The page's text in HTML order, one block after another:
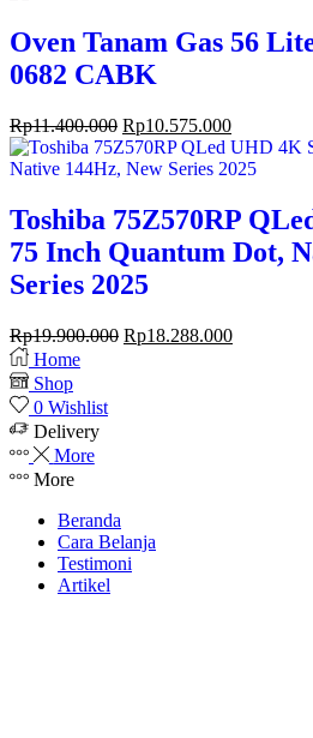
Oven Tanam Gas 56
0682 CABK
Rp11.400.000 Rp10.575.000
Toshiba 75Z570RP
75 Inch Quantum Dot,
Series 2025
Rp19.900.000 Rp18.288.000
Home
Shop
0 Wishlist
Delivery
More
More
Beranda
Cara Belanja
Testimoni
Artikel